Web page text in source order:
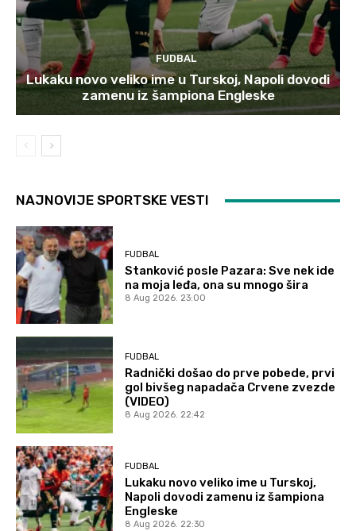
FUDBAL
Lukaku novo veliko ime u Turskoj, Napoli dovodi
zamenu iz šampiona Engleske
NAJNOVIJE SPORTSKE VESTI
FUDBAL
Stanković posle Pazara: Sve nek ide
na moja leđa, ona su mnogo šira
8 Aug 2026. 23:00
FUDBAL
Radnički došao do prve pobede, prvi
gol bivšeg napadača Crvene zvezde
(VIDEO)
8 Aug 2026. 22:42
FUDBAL
Lukaku novo veliko ime u Turskoj,
Napoli dovodi zamenu iz šampiona
Engleske
8 Aug 2026. 22:30